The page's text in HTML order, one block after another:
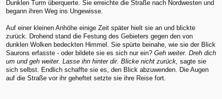
Dunklen Turm überquerte. Sie erreichte die Straße nach Nordwesten und
begann ihren Weg ins Ungewisse.
Auf einer kleinen Anhöhe einige Zeit später hielt sie an und blickte
zurück. Drohend stand die Festung des Gebieters gegen den von
dunklen Wolken bedeckten Himmel. Sie spürte beinahe, wie sie der Blick
Saurons erfasste - oder bildete sie es sich nur ein? Geh weiter. Dreh dich
um und geh weiter. Lasse ihn hinter dir. Blicke nicht zurück, sagte sie
sich selbst. Endlich schaffte sie es, den Blick abzuwenden. Die Augen
auf die Straße vor ihr geheftet setzte sie ihre Reise fort.